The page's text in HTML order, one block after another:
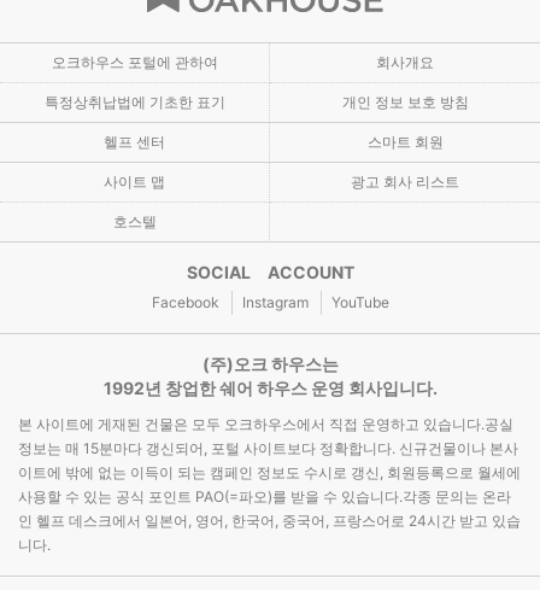
오크하우스 포털에 관하여 회사개요
특정상취납법에 기초한 표기 개인 정보 보호 방침
헬프 센터 스마트 회원
사이트 맵 광고 회사 리스트
호스텔
SOCIAL ACCOUNT
Facebook Instagram YouTube
(주)오크 하우스는
1992년 창업한 쉐어 하우스 운영 회사입니다.
본 사이트에 게재된 건물은 모두 오크하우스에서 직접 운영하고 있습니다.공실
정보는 매 15분마다 갱신되어, 포털 사이트보다 정확합니다. 신규건물이나 본사
이트에 밖에 없는 이득이 되는 캠페인 정보도 수시로 갱신, 회원등록으로 월세에
사용할 수 있는 공식 포인트 PAO(=파오)를 받을 수 있습니다.각종 문의는 온라
인 헬프 데스크에서 일본어, 영어, 한국어, 중국어, 프랑스어로 24시간 받고 있습
니다.